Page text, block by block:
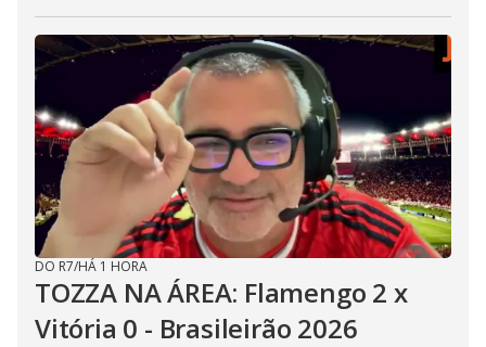
DO R7/HÁ 1 HORA
TOZZA NA ÁREA: Flamengo 2 x
Vitória 0 - Brasileirão 2026